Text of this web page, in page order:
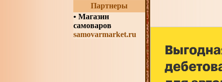
Партнеры
• Магазин
самоваров
samovarmarket.ru